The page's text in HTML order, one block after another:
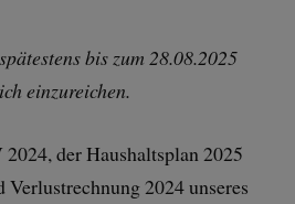
bis zum 28.08.2025
einzureichen.
der Haushaltsplan 2025
2024 unseres